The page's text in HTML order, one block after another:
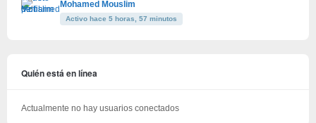
Mohamed Mouslim
Activo hace 5 horas, 57 minutos
Quién está en línea
Actualmente no hay usuarios conectados